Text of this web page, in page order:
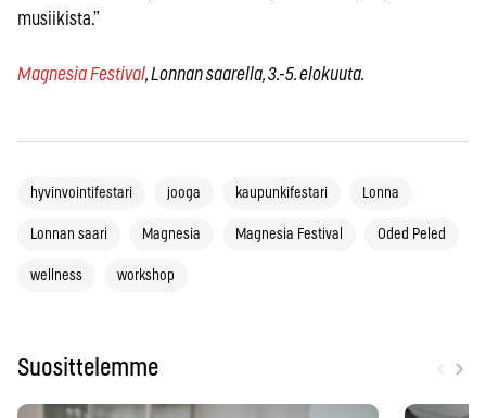
musiikista.”
Magnesia Festival, Lonnan saarella, 3.-5. elokuuta.
hyvinvointifestari jooga kaupunkifestari Lonna
Lonnan saari Magnesia Magnesia Festival Oded Peled
wellness workshop
Suosittelemme ›